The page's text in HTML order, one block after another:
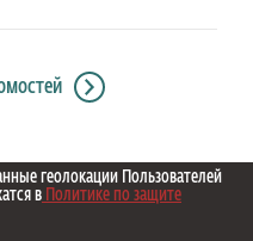
геолокации Пользователей
в Политике по защите